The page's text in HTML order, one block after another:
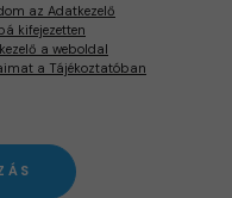
az Adatkezelő
kifejezetten
a weboldal
a Tájékoztatóban